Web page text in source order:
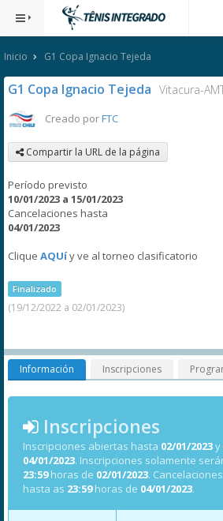
Inicio G1 Copa Ignacio Tejeda
G1 Copa Ignacio Tejeda Vitacura-
Creado porFTC
Compartir la URL de la página
Período previsto
10/01/2023 a 15/01/2023
Cancelaciones hasta
04/01/2023
Clique AQUíy ve al torneo clasificatorio
Finalizado
(19/12/2022 a 02/01/2023)
Información Inscripciones
Inscripciones
Inscripciones abiertas hasta 02/01/2023y
04/01/2023. Inscripciones solamente
23:59horas de 02/01/2023.
hasta as 23:59horas de 04/01/2023.